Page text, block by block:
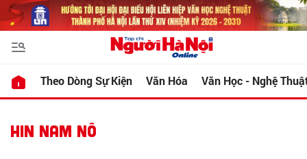
Theo Dòng Sự Kiện Văn Hóa Văn Học - Nghệ
HIN NAM NÔ